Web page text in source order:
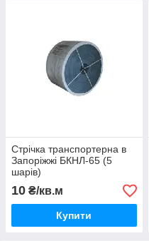
Стрічка транспортерна в
Запоріжжі БКНЛ-65 (5
шарів)
10 ₴/кв.м
Купити